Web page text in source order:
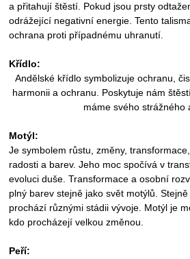
a přitahují štěstí. Pokud jsou prsty
odrážející negativní energie. Tento
ochrana proti případnému uhranutí.
Křídlo:
Andělské křídlo symbolizuje ochranu,
harmonii a ochranu. Poskytuje nám
máme svého strážného
Motýl:
Je symbolem růstu, změny,
radosti a barev. Jeho moc spočívá v
evoluci duše. Transformace a osobní
plný barev stejně jako svět motýlů.
prochází různými stádii vývoje. Motýl je
kdo procházejí velkou změnou.
Peří: